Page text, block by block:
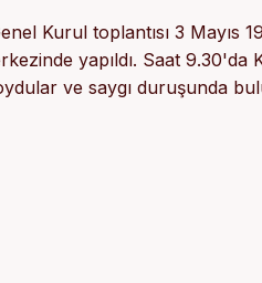
Kurul toplantısı 3
yapıldı. Saat
ve saygı duruşunda